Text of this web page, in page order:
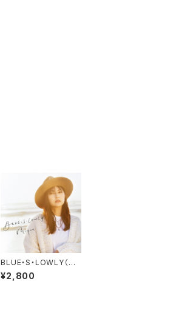
BLUE・S・LOWLY（C
D）
¥2,800